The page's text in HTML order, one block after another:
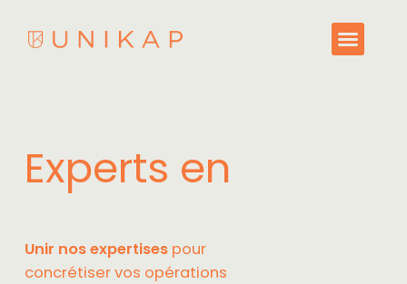
Experts en
v
Unir nos expertises pour
concrétiser vos opérations